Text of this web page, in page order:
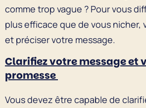
comme trop vague ? Pour vous
plus efficace que de vous nicher,
et préciser votre message.
Clarifiez votre message et
promesse
Vous devez être capable de